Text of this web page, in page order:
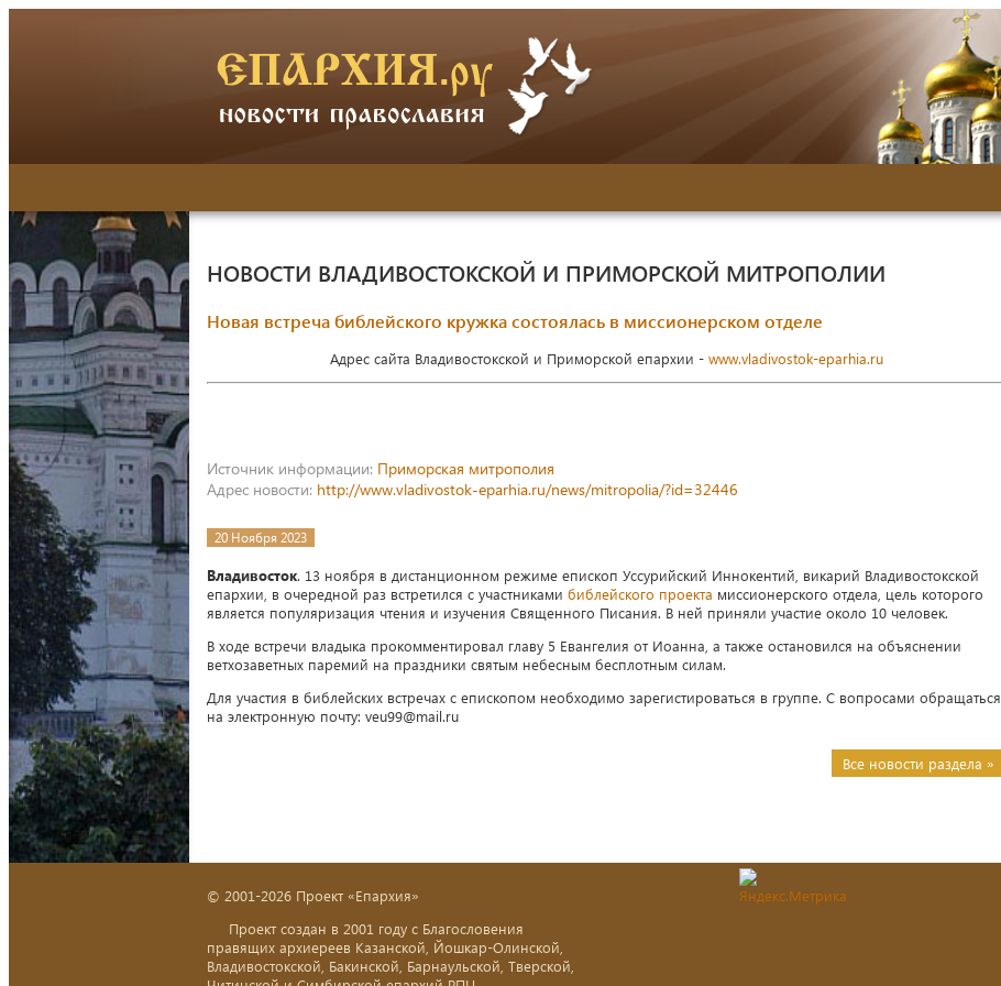
НОВОСТИ ВЛАДИВОСТОКСКОЙ И ПРИМОРСКОЙ МИТРОПОЛИИ
Новая встреча библейского кружка состоялась в миссионерском отделе
Адрес сайта Владивостокской и Приморской епархии - www.vladivostok-eparhia.ru
Источник информации: Приморская митрополия
Адрес новости: http://www.vladivostok-eparhia.ru/news/mitropolia/?id=32446
20 Ноября 2023
Владивосток. 13 ноября в дистанционном режиме епископ Уссурийский Иннокентий, викарий Владивостокской
епархии, в очередной раз встретился с участниками библейского проекта миссионерского отдела, цель которого
является популяризация чтения и изучения Священного Писания. В ней приняли участие около 10 человек.
В ходе встречи владыка прокомментировал главу 5 Евангелия от Иоанна, а также остановился на объяснении
ветхозаветных паремий на праздники святым небесным бесплотным силам.
Для участия в библейских встречах с епископом необходимо зарегистироваться в группе. С вопросами обращаться
на электронную почту: veu99@mail.ru
Все новости раздела »
© 2001-2026 Проект «Епархия»
Проект создан в 2001 году с Благословения
правящих архиереев Казанской, Йошкар-Олинской,
Владивостокской, Бакинской, Барнаульской, Тверской,